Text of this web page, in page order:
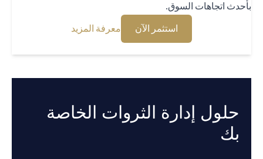
اتجاهات السوق.
استثمر الآنopens in a new tab
معرفة المزيدopens in a new tab
حلول إدارة الثروات الخاصة